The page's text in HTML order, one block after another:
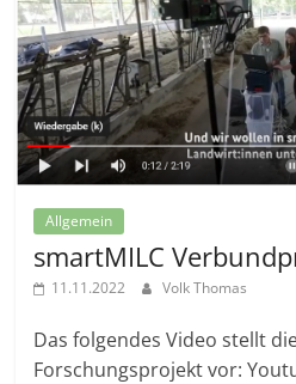
Allgemein
smartMILC
11.11.2022 Volk Thomas
Das folgendes Video stellt
Forschungsprojekt vor: